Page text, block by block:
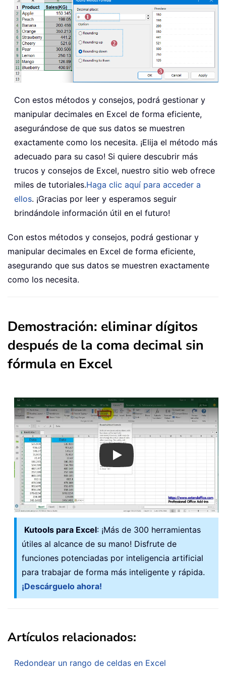
Con estos métodos y consejos, podrá gestionar y
manipular decimales en Excel de forma eficiente,
asegurándose de que sus datos se muestren
exactamente como los necesita. ¡Elija el método más
adecuado para su caso! Si quiere descubrir más
trucos y consejos de Excel, nuestro sitio web ofrece
miles de tutoriales.Haga clic aquí para acceder a
ellos. ¡Gracias por leer y esperamos seguir
brindándole información útil en el futuro!
Con estos métodos y consejos, podrá gestionar y
manipular decimales en Excel de forma eficiente,
asegurando que sus datos se muestren exactamente
como los necesita.
Demostración: eliminar dígitos
después de la coma decimal sin
fórmula en Excel
Play
Kutools para Excel: ¡Más de 300 herramientas
útiles al alcance de su mano! Disfrute de
funciones potenciadas por inteligencia artificial
para trabajar de forma más inteligente y rápida.
¡Descárguelo ahora!
Artículos relacionados:
Redondear un rango de celdas en Excel